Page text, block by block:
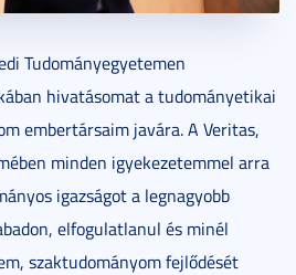
Tudományegyetemen
hivatásomat a tudományetikai
embertársaim javára. A Veritas,
minden igyekezetemmel arra
igazságot a legnagyobb
elfogulatlanul és minél
szaktudományom fejlődését